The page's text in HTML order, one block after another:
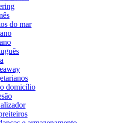
do mar
domicílio